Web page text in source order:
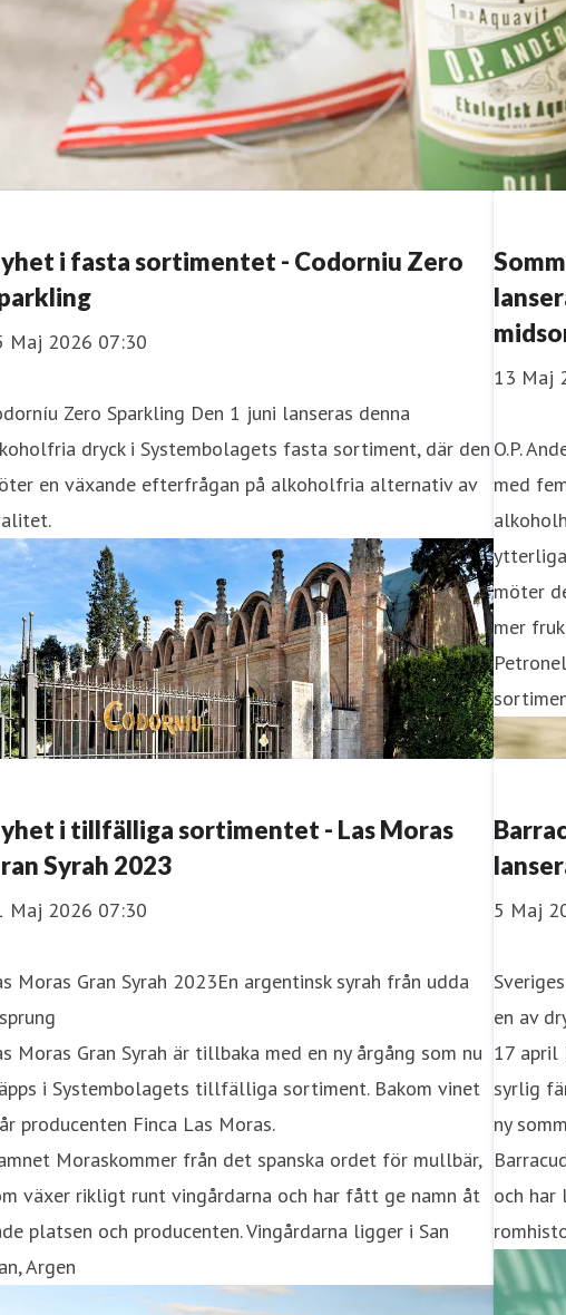
Anderson presenterar nya drinkrecept inför
Snapsens dag och årets kräftsäsong presenterar O.P.
i nya serveringar – från en enkel Dill & Tonic till en
Produkten finns i Sys
i fasta sortimentet - Codorniu Zero
Maj 2026 07:30
Zero Sparkling Den 1 juni lanseras denna
dryck i Systembolagets fasta sortiment, där den
en växande efterfrågan på alkoholfria alternativ av
13 Maj
O.P.
med
möter
mer
i tillfälliga sortimentet - Las Moras
Syrah 2023
Maj 2026 07:30
Moras Gran Syrah 2023En argentinsk syrah från udda
Moras Gran Syrah är tillbaka med en ny årgång som nu
i Systembolagets tillfälliga sortiment. Bakom vinet
producenten Finca Las Moras.
Moraskommer från det spanska ordet för mullbär,
växer rikligt runt vingårdarna och har fått ge namn åt
platsen och producenten. Vingårdarna ligger i San
Argen
5 Maj
en av
17 april
syrlig
ny
och har